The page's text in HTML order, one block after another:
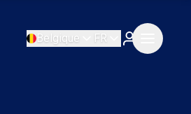
Belgique FR